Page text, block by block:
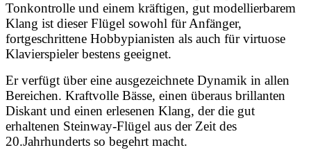
Tonkontrolle und einem kräftigen, gut modellierbarem
Klang ist dieser Flügel sowohl für Anfänger,
fortgeschrittene Hobbypianisten als auch für virtuose
Klavierspieler bestens geeignet.
Er verfügt über eine ausgezeichnete Dynamik in allen
Bereichen. Kraftvolle Bässe, einen überaus brillanten
Diskant und einen erlesenen Klang, der die gut
erhaltenen Steinway-Flügel aus der Zeit des
20.Jahrhunderts so begehrt macht.